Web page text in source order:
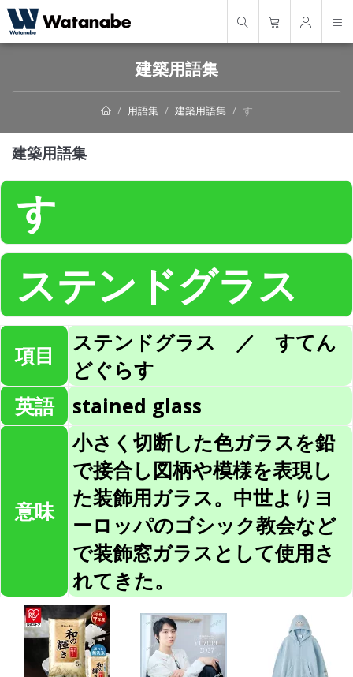
建築用語集
用語集 建築用語集 す
建築用語集
す
ステンドグラス
項目
ステンドグラス ／ すてん
どぐらす
英語
stained glass
意味
小さく切断した色ガラスを鉛
で接合し図柄や模様を表現し
た装飾用ガラス。中世よりヨ
ーロッパのゴシック教会など
で装飾窓ガラスとして使用さ
れてきた。